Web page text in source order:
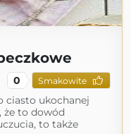
0 Smakowite
ciasto ukochanej
że to dowód
to także